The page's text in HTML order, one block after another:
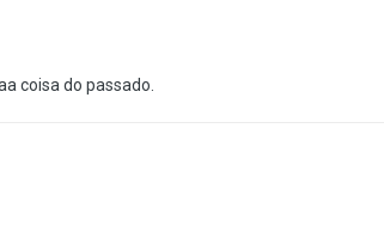
coisa do passado.